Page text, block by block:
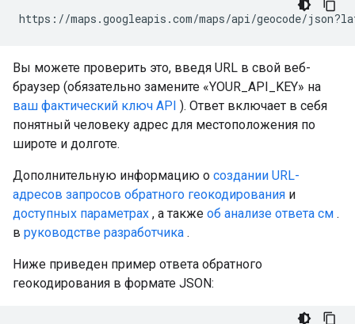
https://maps.googleapis.com/maps/api/geocode/
Вы можете проверить это, введя URL в свой веб-
браузер (обязательно замените «YOUR_API_KEY» на
ваш фактический ключ API ). Ответ включает в себя
понятный человеку адрес для местоположения по
широте и долготе.
Дополнительную информацию о создании URL-
адресов запросов обратного геокодирования и
доступных параметрах , а также об анализе ответа см .
в руководстве разработчика .
Ниже приведен пример ответа обратного
геокодирования в формате JSON: